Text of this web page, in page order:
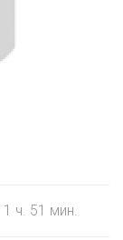
1 ч. 51 мин.